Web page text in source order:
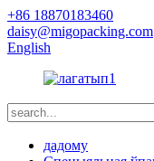
+86 18870183460
daisy@migopacking.com
English
дадому